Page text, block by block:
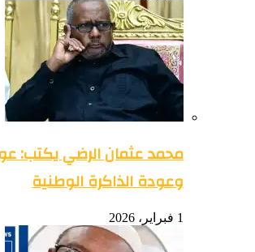
محمد عثمان الرضي يكتب:
وعودة الذاكرة الوطنية
1 فبراير، 2026